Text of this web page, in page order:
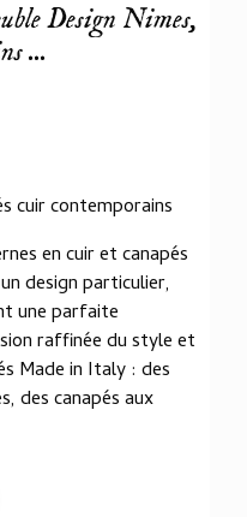
Design Nimes,
...
cuir contemporains
en cuir et canapés
design particulier,
une parfaite
raffinée du style et
Made in Italy : des
des canapés aux